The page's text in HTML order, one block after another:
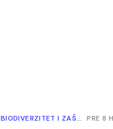
BIODIVERZITET I ZAŠ… PRE 8 H